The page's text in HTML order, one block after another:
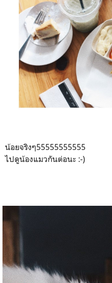
น้อยจริงๆ55555555555
ไปดูน้องแมวกันต่อนะ :-)